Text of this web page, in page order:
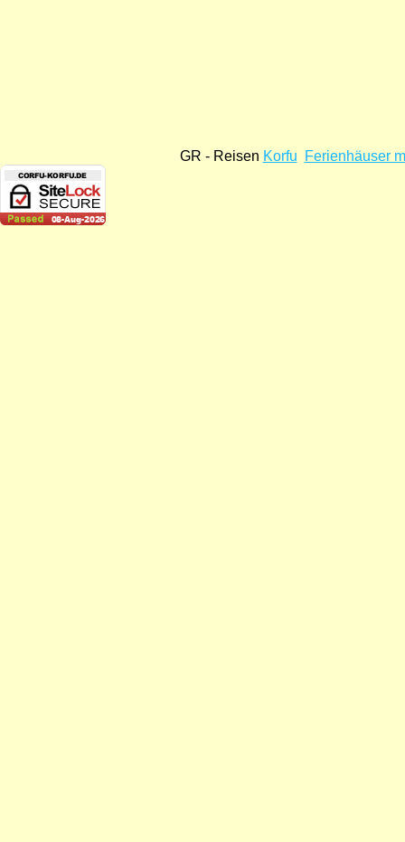
GR - Reisen Korfu Ferienhäuser